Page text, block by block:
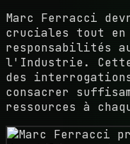
Marc Ferracci
cruciales tout en
responsabilités
l'Industrie. Cette
des
consacrer
ressources à